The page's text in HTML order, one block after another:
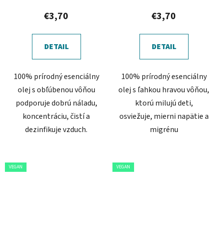
€3,70
DETAIL
100% prírodný esenciálny
olej s obľúbenou vôňou
podporuje dobrú náladu,
koncentráciu, čistí a
dezinfikuje vzduch.
€3,70
DETAIL
100% prírodný esenciálny
olej s ľahkou hravou vôňou,
ktorú milujú deti,
osviežuje, mierni napätie a
migrénu
VEGAN VEGAN